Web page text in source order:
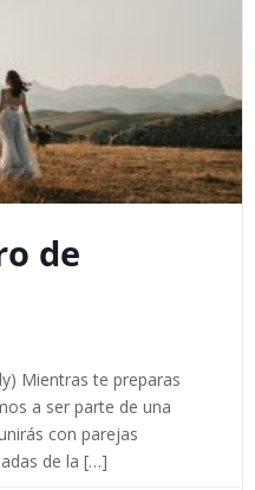
de
Mientras te preparas
a ser parte de una
con parejas
de la […]